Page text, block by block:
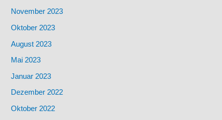
November 2023
Oktober 2023
August 2023
Mai 2023
Januar 2023
Dezember 2022
Oktober 2022